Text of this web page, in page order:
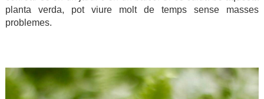
planta verda, pot viure molt de temps sense masses
problemes.